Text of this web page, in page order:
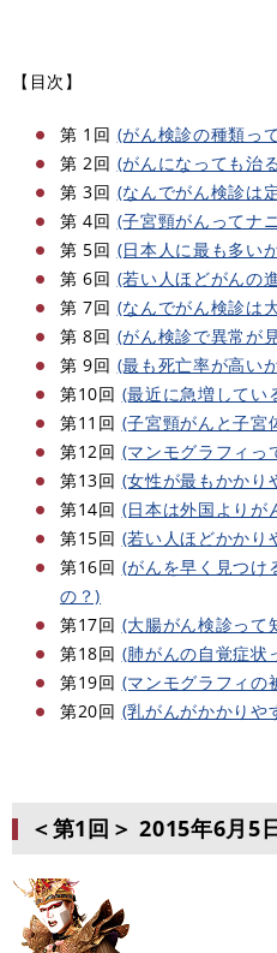
【目次 】
第 1回 (がん検診の種類っ
第 2回 (がんになっても治
第 3回 (なんでがん検診は
第 4回 (子宮頸がんってナ
第 5回 (日本人に最も多い
第 6回 (若い人ほどがんの
第 7回 (なんでがん検診は
第 8回 (がん検診で異常が
第 9回 (最も死亡率が高い
第10回 (最近に急増してい
第11回 (子宮頸がんと子宮
第12回 (マンモグラフィっ
第13回 (女性が最もかかり
第14回 (日本は外国よりが
第15回 (若い人ほどかかり
第16回 (がんを早く見つけ
の？)
第17回 (大腸がん検診って
第18回 (肺がんの自覚症状
第19回 (マンモグラフィの
第20回 (乳がんがかかりや
＜第1回＞ 2015年6月5